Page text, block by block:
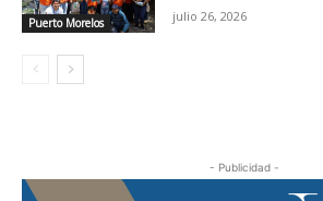
Puerto Morelos julio 26, 2026
- Publicidad -